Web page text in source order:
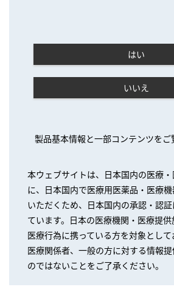
はい
いいえ
製品基本情報と一部コンテンツをご
本ウェブサイトは、日本国内の医療
に、日本国内で医療用医薬品・医療
いただくため、日本国内の承認・認
ています。日本の医療機関・医療提供
医療行為に携っている方を対象とし
医療関係者、一般の方に対する情報
のではないことをご了承ください。